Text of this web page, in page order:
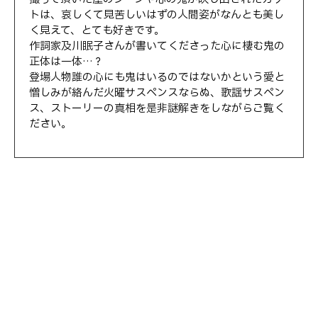
トは、哀しくて見苦しいはずの人間姿がなんとも美し
く見えて、とても好きです。
作詞家及川眠子さんが書いてくださった心に棲む鬼の
正体は一体…？
登場人物誰の心にも鬼はいるのではないかという愛と
憎しみが絡んだ火曜サスペンスならぬ、歌謡サスペン
ス、ストーリーの真相を是非謎解きをしながらご覧く
ださい。